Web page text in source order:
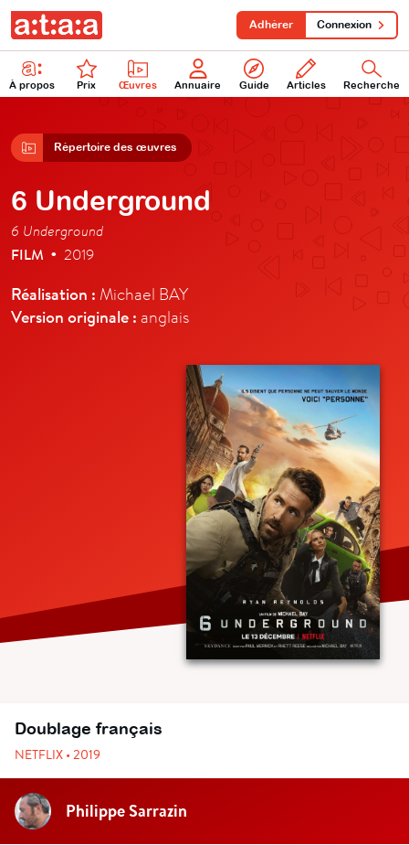
À propos Prix Œuvres Annuaire Guide Articles Recherche
Adhérer Connexion
Répertoire des œuvres
6 Underground
6 Underground
FILM • 2019
Réalisation : Michael BAY
Version originale : anglais
Doublage français
NETFLIX • 2019
Philippe Sarrazin